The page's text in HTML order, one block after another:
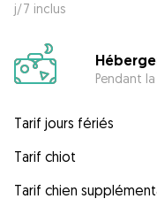
j/7 inclus
Pendant
Tarif jours fériés
Tarif chiot
Tarif chien